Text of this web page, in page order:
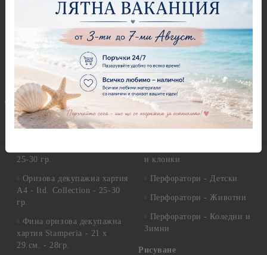
Молдове и шаблони
Самосъхнеща глина
Полимерна Глина
Приложни техники и
Декупаж
Декупажна хартия
25-30 гр.
Оризова декупажна хартия
А4 - Itd. Collection - 25-30
гр.
Фина оризова декупажна
хартия Stamperia - 21 х
29.см. - 28гр.
Перфоратори 2,50 см
Перфоратори над 2,50 см
Бордюрни пънчове
Ъглови перфоратори
Перфоратори Основни
Фигури - кръгове, овали
Перфоратори - Сърца и
звезди
и клонки
Перфоратори - Детски
Перфоратори - Животни
Перфоратори - Коледни и
Зимни
Рисуване